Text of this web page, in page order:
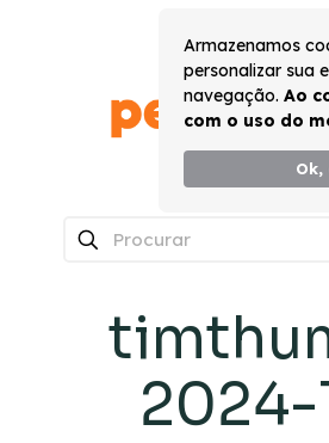
Armazenamos
personalizar sua
navegação. Ao
com o uso do
Ok,
2024-